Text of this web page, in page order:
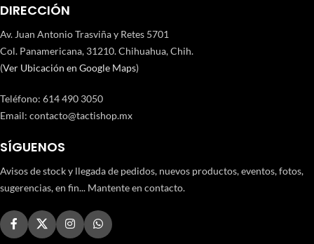
DIRECCIÓN
Av. Juan Antonio Trasviña y Retes 5701
Col. Panamericana, 31210. Chihuahua, Chih.
(Ver Ubicación en Google Maps)
Teléfono: 614 490 3050
Email: contacto@tactishop.mx
SÍGUENOS
Avisos de stock y llegada de pedidos, nuevos productos, eventos, fotos,
sugerencias, en fin... Mantente en contacto.